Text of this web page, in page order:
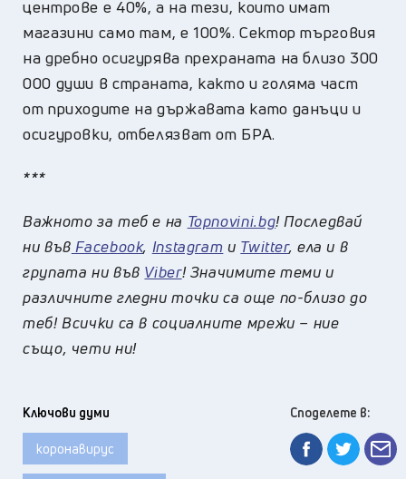
центрове е 40%, а на тези, които имат
магазини само там, е 100%. Сектор търговия
на дребно осигурява прехраната на близо 300
000 души в страната, както и голяма част
от приходите на държавата като данъци и
осигуровки, отбелязват от БРА.
***
Важното за теб е на Topnovini.bg! Последвай
ни във Facebook, Instagram и Twitter, ела и в
групата ни във Viber! Значимите теми и
различните гледни точки са още по-близо до
теб! Всички са в социалните мрежи – ние
също, чети ни!
Ключови думи
коронавирус
Споделете в: